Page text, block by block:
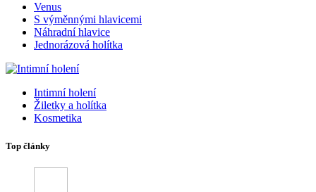
Venus
S výměnnými hlavicemi
Náhradní hlavice
Jednorázová holítka
Intimní holení
Žiletky a holítka
Kosmetika
Top články